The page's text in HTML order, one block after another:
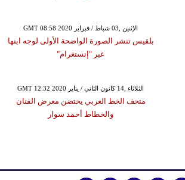
GMT 08:58 2020 الإثنين ,03 شباط / فبراير
بلقيس تنشر الصورة الواضحة الأولى لوجه ابنها
عبر "إنستغرام"
GMT 12:32 2020 الثلاثاء ,14 كانون الثاني / يناير
متحف الخط العربي يحتضن معرض الفنان
والخطاط أحمد سوار